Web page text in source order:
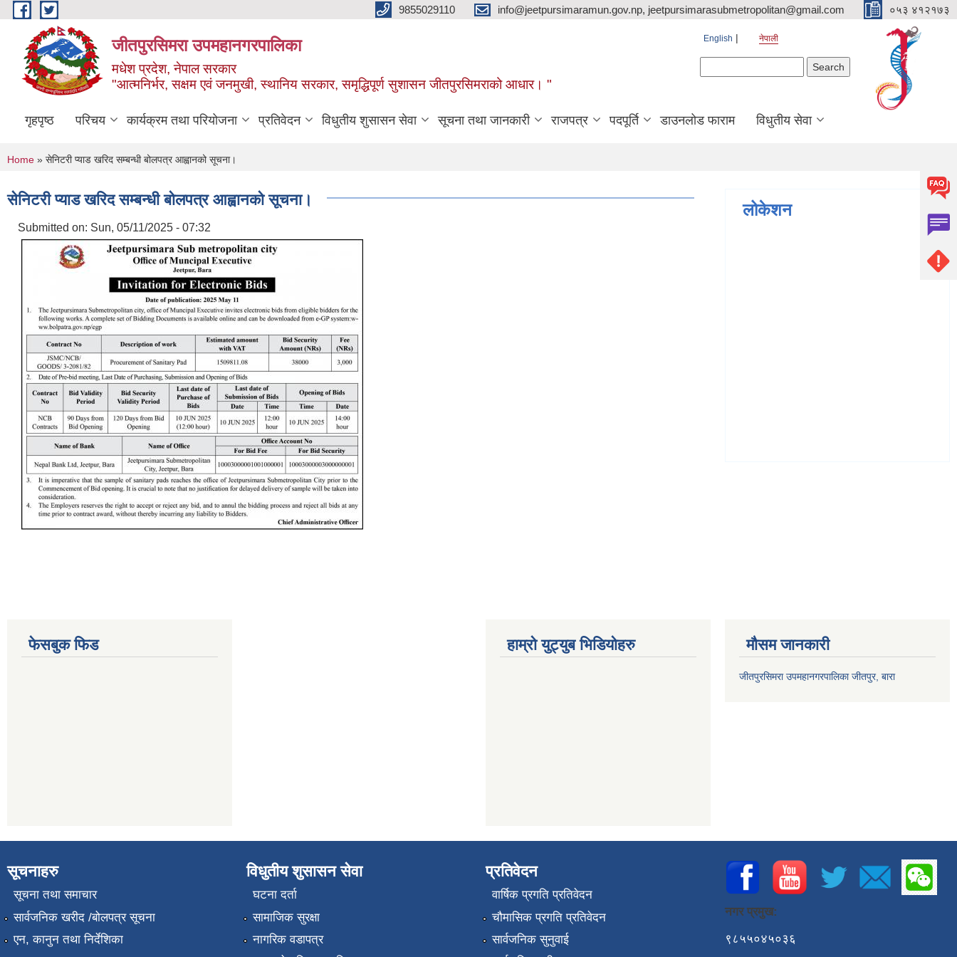
Skip to main content 9855029110 info@jeetpursimaramun.gov.np, jeetpursimarasubmetropolitan@gmail.com ०५३ ४१२१७३
जीतपुरसिमरा उपमहानगरपालिका
मधेश प्रदेश, नेपाल सरकार
"आत्मनिर्भर, सक्षम एवं जनमुखी, स्थानिय सरकार, समृद्धिपूर्ण सुशासन जीतपुरसिमराको आधार। "
English नेपाली
गृहपृष्ठ परिचय कार्यक्रम तथा परियोजना प्रतिवेदन विधुतीय शुसासन सेवा सूचना तथा जानकारी राजपत्र पदपूर्ति डाउनलोड फाराम विधुतीय सेवा
You are here
Home » सेनिटरी प्याड खरिद सम्बन्धी बोलपत्र आह्वानको सूचना।
सेनिटरी प्याड खरिद सम्बन्धी बोलपत्र आह्वानको सूचना।
Submitted on: Sun, 05/11/2025 - 07:32
लोकेशन
फेसबुक फिड हाम्रो युट्युब भिडियोहरु मौसम जानकारी
जीतपुरसिमरा उपमहानगरपालिका जीतपुर, बारा
सूचनाहरु
सूचना तथा समाचार
सार्वजनिक खरीद /बोलपत्र सूचना
एन, कानुन तथा निर्देशिका
विधुतीय शुसासन सेवा
घटना दर्ता
सामाजिक सुरक्षा
नागरिक वडापत्र
प्रतिवेदन
वार्षिक प्रगति प्रतिवेदन
चौमासिक प्रगति प्रतिवेदन
सार्वजनिक सुनुवाई
नगर प्रमुख:
९८५५०४५०३६